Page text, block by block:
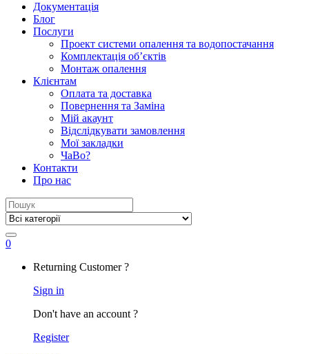
Документація
Блог
Послуги
Проект системи опалення та водопостачання
Комплектація об’єктів
Монтаж опалення
Клієнтам
Оплата та доставка
Повернення та Заміна
Мій акаунт
Відслідкувати замовлення
Мої закладки
ЧаВо?
Контакти
Про нас
Search
for:
0
Returning Customer ?
Sign in
Don't have an account ?
Register